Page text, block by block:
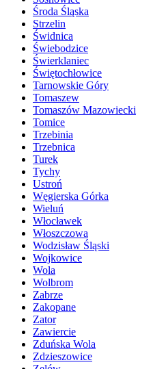
Środa Śląska
Strzelin
Świdnica
Świebodzice
Świerklaniec
Świętochłowice
Tarnowskie Góry
Tomaszew
Tomaszów Mazowiecki
Tomice
Trzebinia
Trzebnica
Turek
Tychy
Ustroń
Węgierska Górka
Wieluń
Włocławek
Włoszczowa
Wodzisław Śląski
Wojkowice
Wola
Wolbrom
Zabrze
Zakopane
Zator
Zawiercie
Zduńska Wola
Zdzieszowice